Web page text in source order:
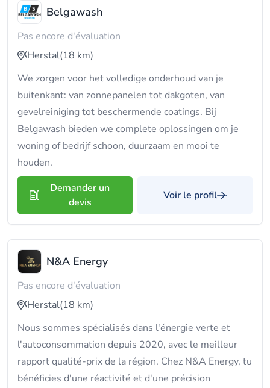
Belgawash
Pas encore d'évaluation
Herstal(18 km)
We zorgen voor het volledige onderhoud van je
buitenkant: van zonnepanelen tot dakgoten, van
gevelreiniging tot beschermende coatings. Bij
Belgawash bieden we complete oplossingen om je
woning of bedrijf schoon, duurzaam en mooi te
houden.
Demander un
devis
Voir le profil
N&A Energy
Pas encore d'évaluation
Herstal(18 km)
Nous sommes spécialisés dans l'énergie verte et
l'autoconsommation depuis 2020, avec le meilleur
rapport qualité-prix de la région. Chez N&A Energy, tu
bénéficies d'une réactivité et d'une précision